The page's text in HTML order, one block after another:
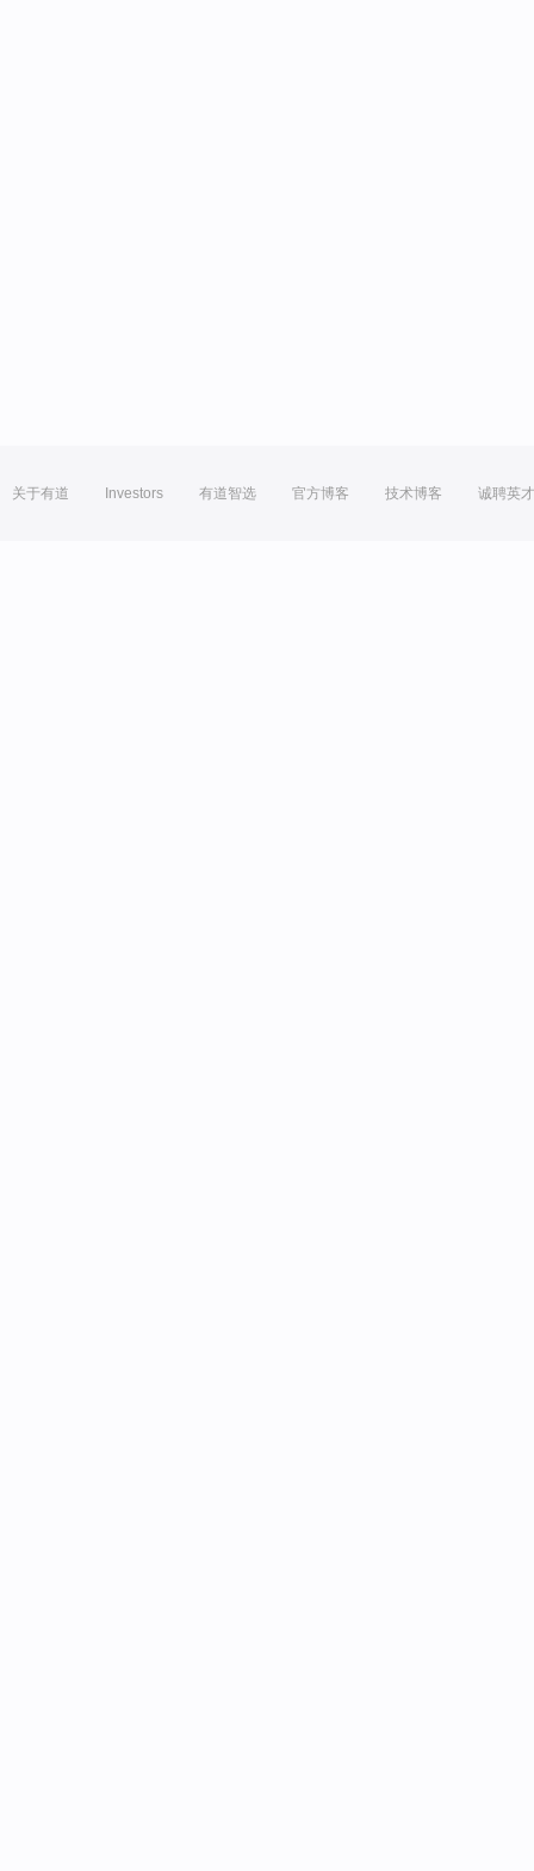
关于有道 Investors 有道智选 官方博客 技术博客 诚聘英才